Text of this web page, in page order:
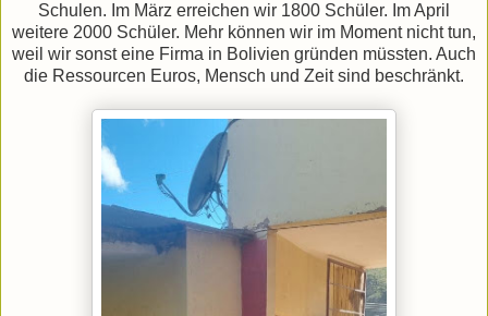
Schulen. Im März erreichen wir 1800 Schüler. Im April
weitere 2000 Schüler. Mehr können wir im Moment nicht tun,
weil wir sonst eine Firma in Bolivien gründen müssten. Auch
die Ressourcen Euros, Mensch und Zeit sind beschränkt.